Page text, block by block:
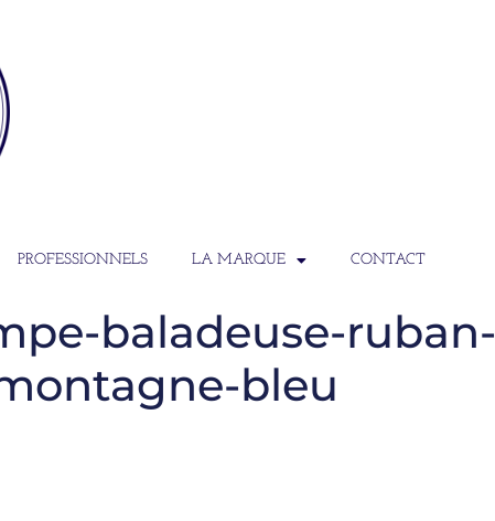
PROFESSIONNELS LA MARQUE CONTACT
baladeuse-ruban-
bleu